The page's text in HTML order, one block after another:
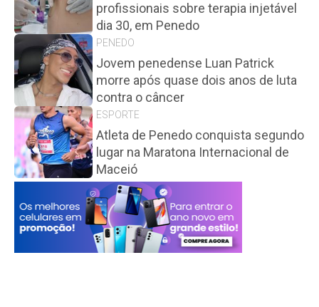
profissionais sobre terapia injetável
dia 30, em Penedo
PENEDO
Jovem penedense Luan Patrick
morre após quase dois anos de luta
contra o câncer
ESPORTE
Atleta de Penedo conquista segundo
lugar na Maratona Internacional de
Maceió